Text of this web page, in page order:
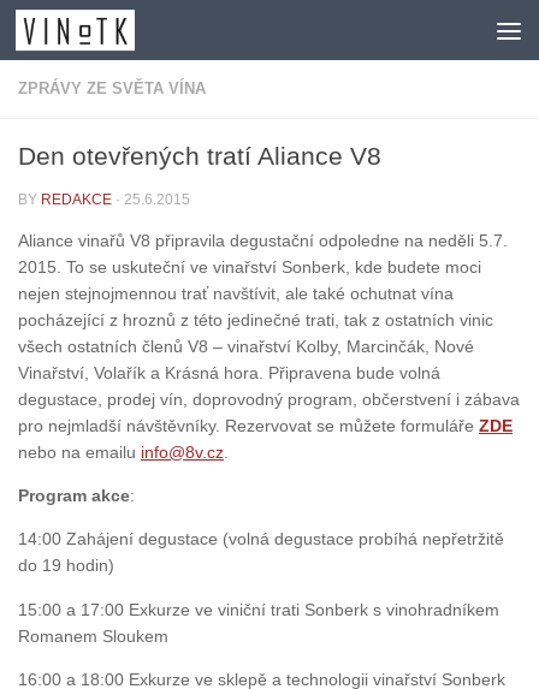
Skip to content
ZPRÁVY ZE SVĚTA VÍNA
Den otevřených tratí Aliance V8
BY REDAKCE · 25.6.2015
Aliance vinařů V8 připravila degustační odpoledne na neděli 5.7.
2015. To se uskuteční ve vinařství Sonberk, kde budete moci
nejen stejnojmennou trať navštívit, ale také ochutnat vína
pocházející z hroznů z této jedinečné trati, tak z ostatních vinic
všech ostatních členů V8 – vinařství Kolby, Marcinčák, Nové
Vinařství, Volařík a Krásná hora. Připravena bude volná
degustace, prodej vín, doprovodný program, občerstvení i zábava
pro nejmladší návštěvníky. Rezervovat se můžete formuláře ZDE
nebo na emailu info@8v.cz.
Program akce:
14:00 Zahájení degustace (volná degustace probíhá nepřetržitě
do 19 hodin)
15:00 a 17:00 Exkurze ve viniční trati Sonberk s vinohradníkem
Romanem Sloukem
16:00 a 18:00 Exkurze ve sklepě a technologii vinařství Sonberk